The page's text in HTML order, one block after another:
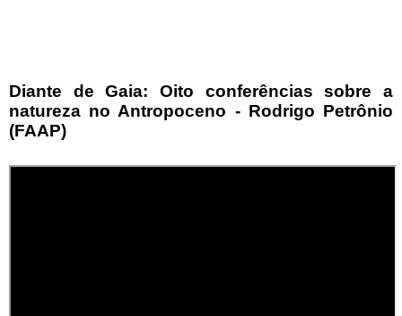
Diante de Gaia: Oito conferências sobre a
natureza no Antropoceno - Rodrigo Petrônio
(FAAP)